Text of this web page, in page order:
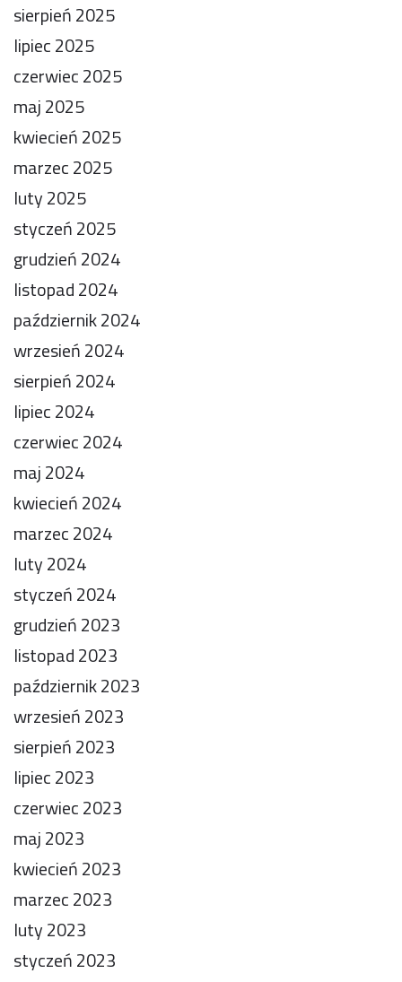
sierpień 2025
lipiec 2025
czerwiec 2025
maj 2025
kwiecień 2025
marzec 2025
luty 2025
styczeń 2025
grudzień 2024
listopad 2024
październik 2024
wrzesień 2024
sierpień 2024
lipiec 2024
czerwiec 2024
maj 2024
kwiecień 2024
marzec 2024
luty 2024
styczeń 2024
grudzień 2023
listopad 2023
październik 2023
wrzesień 2023
sierpień 2023
lipiec 2023
czerwiec 2023
maj 2023
kwiecień 2023
marzec 2023
luty 2023
styczeń 2023